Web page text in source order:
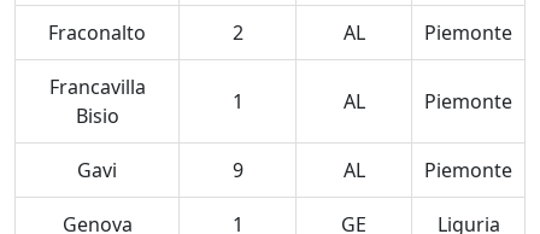
Fraconalto 2 AL Piemonte
Francavilla
Bisio
1 AL Piemonte
Gavi 9 AL Piemonte
Genova 1 GE Liguria